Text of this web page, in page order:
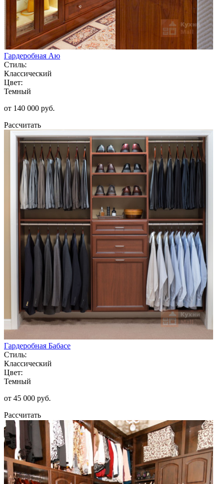
Гардеробная Аю
Стиль:
Классический
Цвет:
Темный
от 140 000 руб.
Рассчитать
Гардеробная Бабасе
Стиль:
Классический
Цвет:
Темный
от 45 000 руб.
Рассчитать